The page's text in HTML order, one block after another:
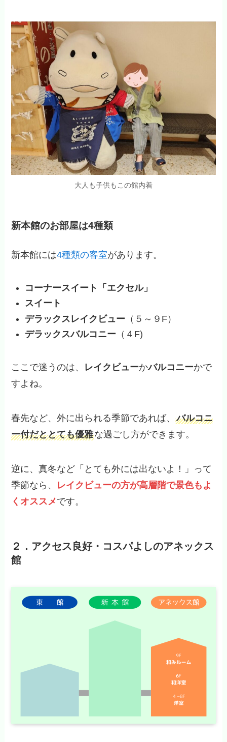
大人も子供もこの館内着
新本館のお部屋は4種類
新本館には4種類の客室があります。
コーナースイート「エクセル」
スイート
デラックスレイクビュー （５～９F）
デラックスバルコニー （４F)
ここで迷うのは、 レイクビューかバルコニーかで
すよね。
春先など、外に出られる季節であれば、バルコニ
ー付だととても優雅な過ごし方ができます。
逆に、真冬など「とても外には出ないよ！」って
季節なら、 レイクビューの方が高層階で景色もよ
くオススメです。
２．アクセス良好・コスパよしのアネックス
館